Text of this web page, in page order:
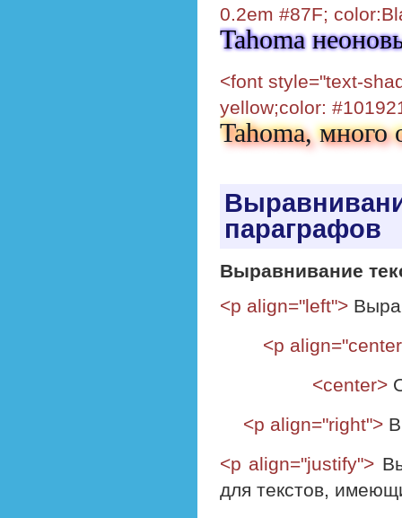
0.2em #87F;
Tahoma
<font style="text-
yellow;color:
Tahoma, много
параграфов
Выравнивание
<p align="left">
<p
<center>
<p align="right">
<p align="justify">
для текстов,